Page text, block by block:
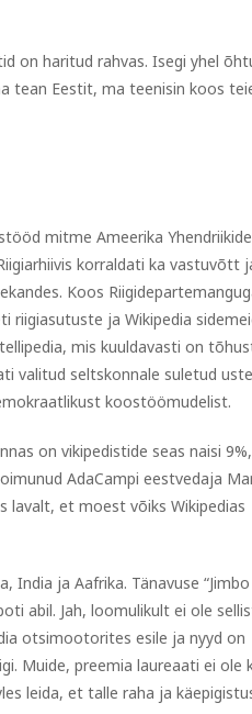
on haritud rahvas. Isegi yhel
tean Eestit, ma teenisin koos
mitme Ameerika Yhendriikide
korraldati ka vastuvõtt
Koos
riigiasutuste ja Wikipedia
mis kuuldavasti on
valitud seltskonnale suletud
koostöömudelist.
on vikipedistide seas naisi
AdaCampi eestvedaja
lavalt, et moest võiks Wikipedias
India ja Aafrika. Tänavuse “Jimbo
abil. Jah, loomulikult ei ole
otsimootorites esile ja nyyd on
Muide, preemia laureaati ei ole
leida, et talle raha ja